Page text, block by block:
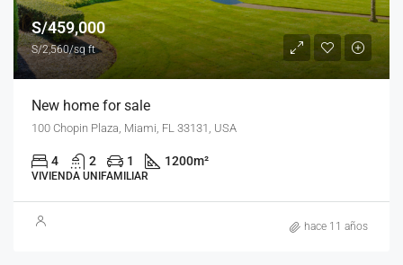
S/459,000
S/2,560/sq ft
New home for sale
100 Chopin Plaza, Miami, FL 33131, USA
4 2 1 1200m²
VIVIENDA UNIFAMILIAR
hace 11 años